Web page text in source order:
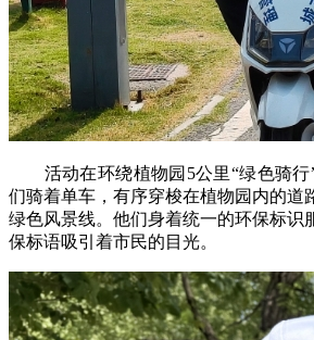
活动在环绕植物园5公里“绿色骑行
们骑着单车，有序穿梭在植物园内的道
绿色风景线。他们身着统一的环保标识
保标语吸引着市民的目光。